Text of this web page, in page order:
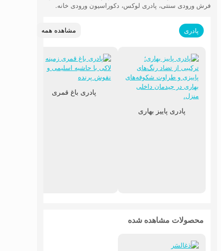
فرش ورودی سنتی، پادری لوکس، دکوراسیون ورودی خانه.
پادری مشاهده همه
پادری پاییز بهاری
پادری باغ قمری
محصولات مشاهده شده